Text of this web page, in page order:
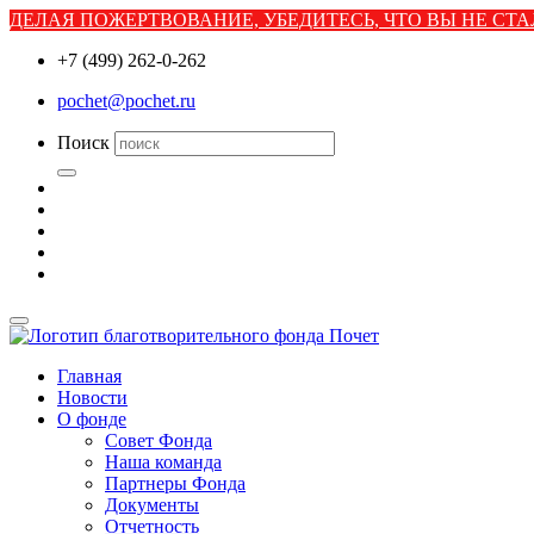
ДЕЛАЯ ПОЖЕРТВОВАНИЕ, УБЕДИТЕСЬ, ЧТО ВЫ НЕ
+7 (499) 262-0-262
pochet@pochet.ru
Поиск
Главная
Новости
О фонде
Совет Фонда
Наша команда
Партнеры Фонда
Документы
Отчетность